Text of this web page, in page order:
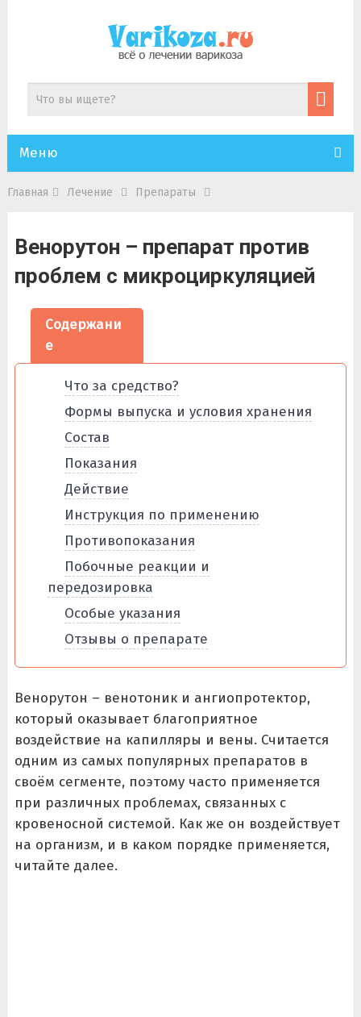
Меню
Главная Лечение Препараты
Венорутон – препарат против
проблем с микроциркуляцией
Содержани
е
Что за средство?
Формы выпуска и условия хранения
Состав
Показания
Действие
Инструкция по применению
Противопоказания
Побочные реакции и
передозировка
Особые указания
Отзывы о препарате
Венорутон – венотоник и ангиопротектор,
который оказывает благоприятное
воздействие на капилляры и вены. Считается
одним из самых популярных препаратов в
своём сегменте, поэтому часто применяется
при различных проблемах, связанных с
кровеносной системой. Как же он воздействует
на организм, и в каком порядке применяется,
читайте далее.